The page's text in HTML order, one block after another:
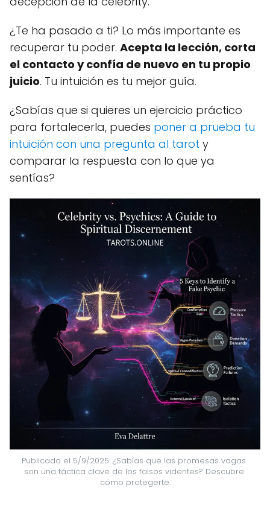
¿Te ha pasado a ti? Lo más importante es
recuperar tu poder. Acepta la lección, corta
el contacto y confía de nuevo en tu propio
juicio. Tu intuición es tu mejor guía.
¿Sabías que si quieres un ejercicio práctico
para fortalecerla, puedes poner a prueba tu
intuición con una pregunta al tarot y
comparar la respuesta con lo que ya
sentías?
Publicado el 5/9/2025: ¿Sabías que las promesas vagas
son una táctica clave de los falsos videntes? Descubre
cómo protegerte.